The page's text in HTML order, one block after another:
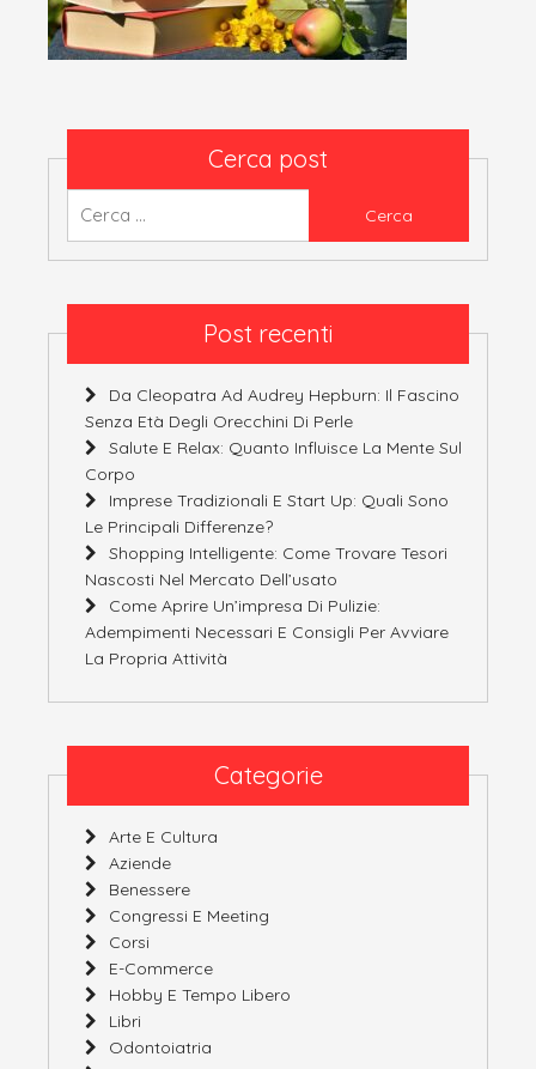
Cerca post
Post recenti
Da Cleopatra Ad Audrey Hepburn: Il Fascino
Senza Età Degli Orecchini Di Perle
Salute E Relax: Quanto Influisce La Mente Sul
Corpo
Imprese Tradizionali E Start Up: Quali Sono
Le Principali Differenze?
Shopping Intelligente: Come Trovare Tesori
Nascosti Nel Mercato Dell’usato
Come Aprire Un’impresa Di Pulizie:
Adempimenti Necessari E Consigli Per Avviare
La Propria Attività
Categorie
Arte E Cultura
Aziende
Benessere
Congressi E Meeting
Corsi
E-Commerce
Hobby E Tempo Libero
Libri
Odontoiatria